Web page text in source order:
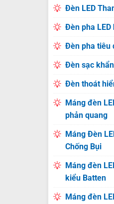
Đèn LED
Đèn pha
Đèn pha tiêu
Đèn sạc
Đèn thoát
Máng đèn
phản quang
Máng Đèn
Chống Bụi
Máng đèn
kiểu Batten
Máng đèn